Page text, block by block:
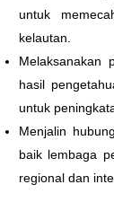
untuk
kelautan.
Melaksanakan
hasil
untuk
Menjalin
baik lembaga
regional dan